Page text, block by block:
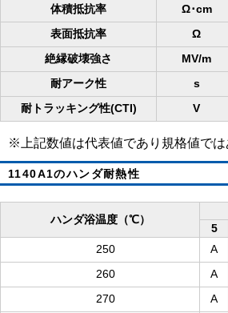
体積抵抗率
Ω･cm
表面抵抗率 Ω
絶縁破壊強さ MV/m
耐アーク性
s
耐トラッキング性(CTI)
V
※上記数値は代表値であり規格値では
1140A1のハンダ耐熱性
ハンダ浴温度（℃）
5
250
A
260
A
270
A